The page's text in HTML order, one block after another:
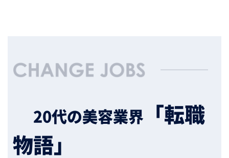
20代の美容業界 「転職
物語」